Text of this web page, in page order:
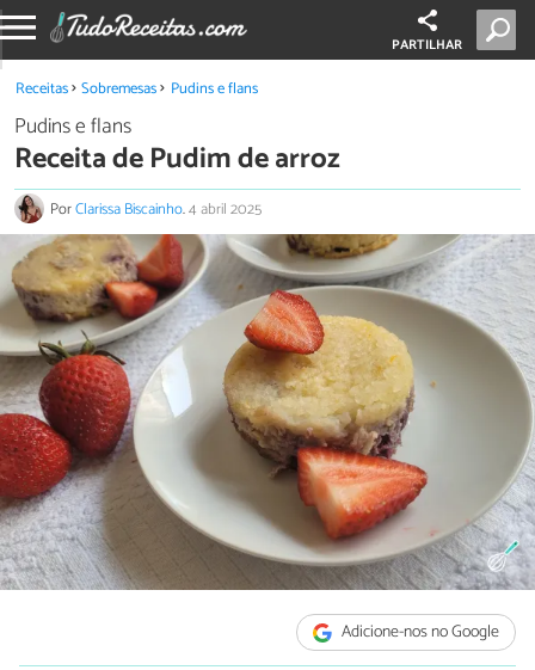
PARTILHAR
Receitas Sobremesas Pudins e flans
Pudins e flans
Receita de Pudim de arroz
PorClarissa Biscainho.4 abril 2025
Adicione-nos no Google